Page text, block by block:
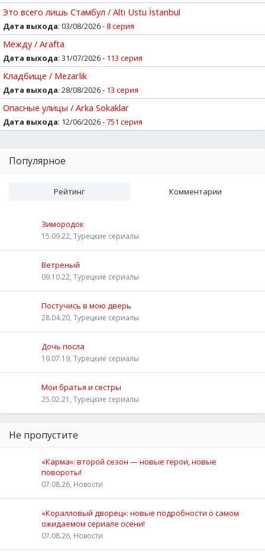
Это всего лишь Стамбул / Altı Ustu İstanbul
Дата выхода: 03/08/2026 - 8 серия
Между / Arafta
Дата выхода: 31/07/2026 - 113 серия
Кладбище / Mezarlik
Дата выхода: 28/08/2026 - 13 серия
Опасные улицы / Arka Sokaklar
Дата выхода: 12/06/2026 -751 серия
Популярное
Рейтинг Комментарии
Зимородок
15.09.22, Турецкие сериалы
Ветреный
09.10.22, Турецкие сериалы
Постучись в мою дверь
28.04.20, Турецкие сериалы
Дочь посла
19.07.19, Турецкие сериалы
Мои братья и сестры
25.02.21, Турецкие сериалы
Не пропустите
«Карма»: второй сезон — новые герои, новые
повороты!
07.08.26, Новости
«Коралловый дворец»: новые подробности о самом
ожидаемом сериале осени!
07.08.26, Новости